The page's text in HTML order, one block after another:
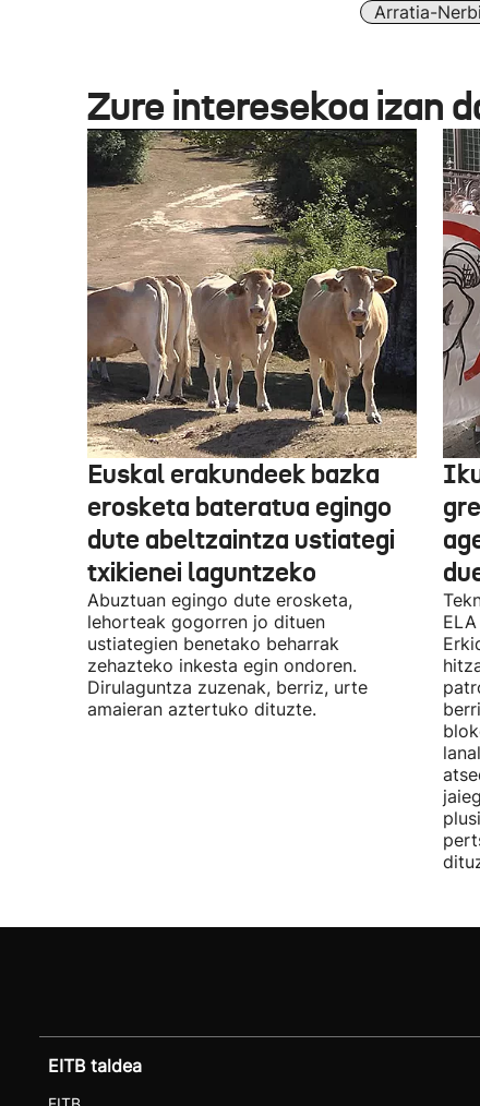
Arratia-
Zure interesekoa izan
Euskal erakundeek bazka
erosketa bateratua egingo
dute abeltzaintza ustiategi
txikienei laguntzeko
Abuztuan egingo dute erosketa,
lehorteak gogorren jo dituen
ustiategien benetako beharrak
zehazteko inkesta egin ondoren.
Dirulaguntza zuzenak, berriz, urte
amaieran aztertuko dituzte.
EITB taldea